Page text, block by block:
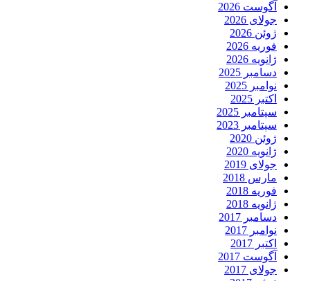
آگوست 2026
جولای 2026
ژوئن 2026
فوریه 2026
ژانویه 2026
دسامبر 2025
نوامبر 2025
اکتبر 2025
سپتامبر 2025
سپتامبر 2023
ژوئن 2020
ژانویه 2020
جولای 2019
مارس 2018
فوریه 2018
ژانویه 2018
دسامبر 2017
نوامبر 2017
اکتبر 2017
آگوست 2017
جولای 2017